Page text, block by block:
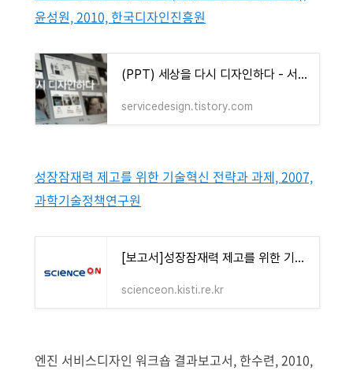
윤성원, 2010, 한국디자인진흥원
(PPT) 세상을 다시 디자인하다 - 서비스디자인 소개용 발표자료. 2019.8.
servicedesign.tistory.com
성장잠재력 제고를 위한 기술혁신 전략과 과제, 2007,
과학기술정책연구원
[보고서]성장잠재력 제고를 위한 기술혁신 전략과 과제
scienceon.kisti.re.kr
엔진 서비스디자인 워크숍 결과보고서, 한수련, 2010,